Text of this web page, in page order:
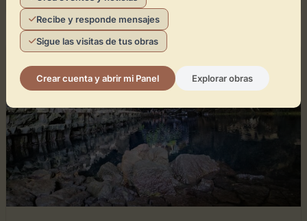
Recibe y responde mensajes
Sigue las visitas de tus obras
Crear cuenta y abrir mi Panel Explorar obras